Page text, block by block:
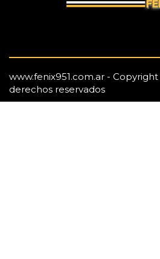
www.fenix951.com.ar - Copyright
derechos reservados